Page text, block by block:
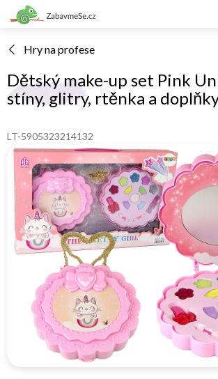
Přejít
na
Hry na profese
Dětský make-up set Pink
stíny, glitry, rtěnka a
LT-5905323214132